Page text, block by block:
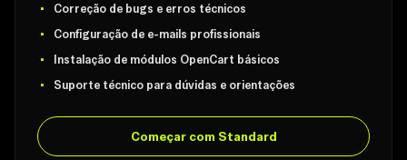
Correção de bugs e erros técnicos
Configuração de e-mails profissionais
Instalação de módulos OpenCart básicos
Suporte técnico para dúvidas e orientações
Começar com Standard